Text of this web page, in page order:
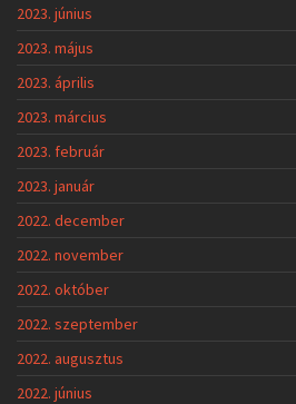
2023. június
2023. május
2023. április
2023. március
2023. február
2023. január
2022. december
2022. november
2022. október
2022. szeptember
2022. augusztus
2022. június